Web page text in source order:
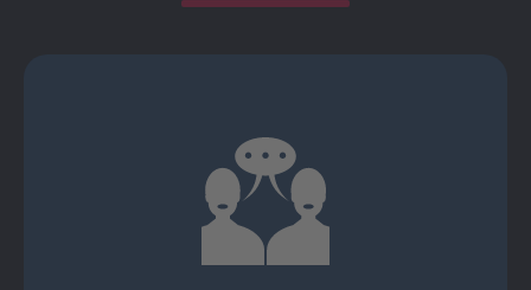
findet die Kundenbetreuung ausschließlich durch
Meister, Techniker oder Ingenieure statt.
Ansprechpartner